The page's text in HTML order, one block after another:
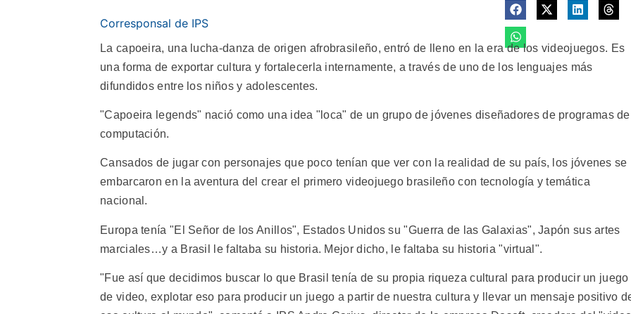
Corresponsal de IPS
La capoeira, una lucha-danza de origen afrobrasileño, entró de lleno en la era de los videojuegos. Es
una forma de exportar cultura y fortalecerla internamente, a través de uno de los lenguajes más
difundidos entre los niños y adolescentes.
"Capoeira legends" nació como una idea "loca" de un grupo de jóvenes diseñadores de programas de
computación.
Cansados de jugar con personajes que poco tenían que ver con la realidad de su país, los jóvenes se
embarcaron en la aventura del crear el primero videojuego brasileño con tecnología y temática
nacional.
Europa tenía "El Señor de los Anillos", Estados Unidos su "Guerra de las Galaxias", Japón sus artes
marciales…y a Brasil le faltaba su historia. Mejor dicho, le faltaba su historia "virtual".
"Fue así que decidimos buscar lo que Brasil tenía de su propia riqueza cultural para producir un juego
de video, explotar eso para producir un juego a partir de nuestra cultura y llevar un mensaje positivo